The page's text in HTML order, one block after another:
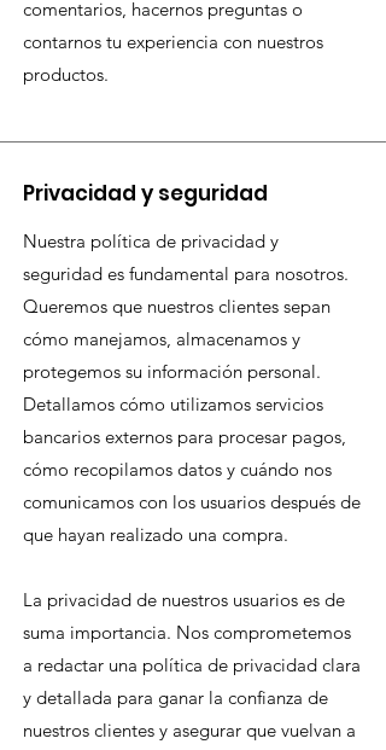
comentarios, hacernos preguntas o
contarnos tu experiencia con nuestros
productos.
Privacidad y seguridad
Nuestra política de privacidad y
seguridad es fundamental para nosotros.
Queremos que nuestros clientes sepan
cómo manejamos, almacenamos y
protegemos su información personal.
Detallamos cómo utilizamos servicios
bancarios externos para procesar pagos,
cómo recopilamos datos y cuándo nos
comunicamos con los usuarios después de
que hayan realizado una compra.
La privacidad de nuestros usuarios es de
suma importancia. Nos comprometemos
a redactar una política de privacidad clara
y detallada para ganar la confianza de
nuestros clientes y asegurar que vuelvan a